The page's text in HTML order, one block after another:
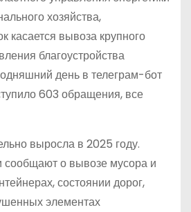
хозяйства,
касается вывоза крупного
благоустройства
день в телеграм-бот
603 обращения, все
выросла в 2025 году.
сообщают о вывозе мусора и
состоянии дорог,
элементах